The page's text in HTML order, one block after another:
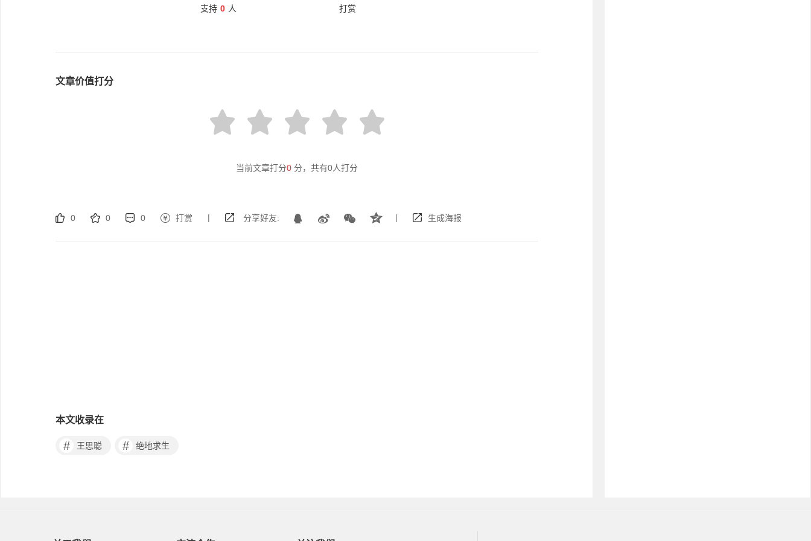
支持 0 人 打赏
文章价值打分
当前文章打分0 分，共有0人打分
0 0 0 打赏 | 分享好友: | 生成海报
本文收录在
# 王思聪 # 绝地求生